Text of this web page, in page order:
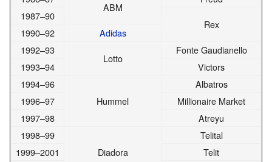
ABM
1987–90
Rex
1990–92
Adidas
1992–93
Lotto
Fonte Gaudianello
1993–94
Victors
1994–96
Hummel
Albatros
1996–97
Millionaire Market
1997–98
Atreyu
1998–99
Diadora
Telital
1999–2001
Telit